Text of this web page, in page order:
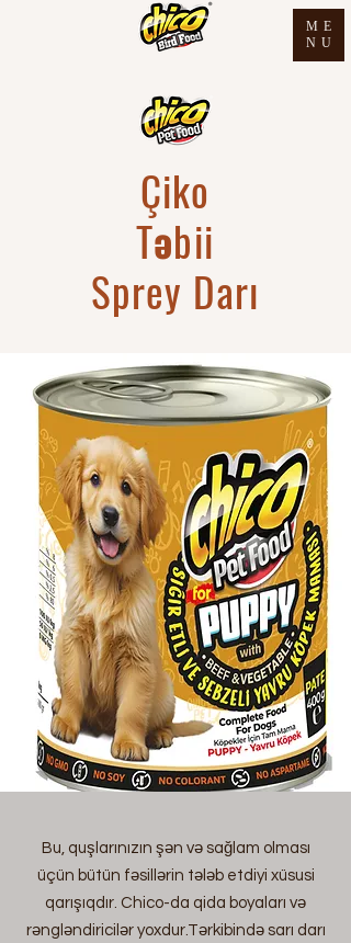
ME
NU
Çiko
Təbii
Sprey Darı
Bu, quşlarınızın şən və sağlam olması
üçün bütün fəsillərin tələb etdiyi xüsusi
qarışıqdır. Chico-da qida boyaları və
rəngləndiricilər yoxdur.Tərkibində sarı darı